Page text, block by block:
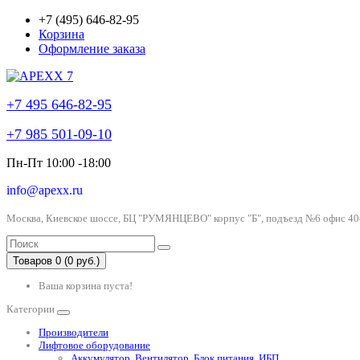
+7 (495) 646-82-95
Корзина
Оформление заказа
+7 495 646-82-95
+7 985 501-09-10
Пн-Пт 10:00 -18:00
info@apexx.ru
Москва, Киевское шоссе, БЦ "РУМЯНЦЕВО" корпус "Б", подъезд №6 офис
Товаров 0 (0 руб.)
Ваша корзина пуста!
Категории
Производители
Лифтовое оборудование